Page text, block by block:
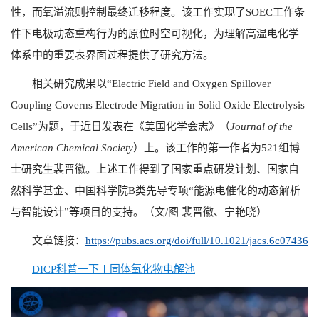
性，而氧溢流则控制最终迁移程度。该工作实现了SOEC工作条
件下电极动态重构行为的原位时空可视化，为理解高温电化学
体系中的重要表界面过程提供了研究方法。
相关研究成果以“Electric Field and Oxygen Spillover
Coupling Governs Electrode Migration in Solid Oxide Electrolysis
Cells”为题，于近日发表在《美国化学会志》（Journal of the
American Chemical Society）上。该工作的第一作者为521组博
士研究生裴晋徽。上述工作得到了国家重点研发计划、国家自
然科学基金、中国科学院B类先导专项“能源电催化的动态解析
与智能设计”等项目的支持。（文/图 裴晋徽、宁艳晓）
文章链接： https://pubs.acs.org/doi/full/10.1021/jacs.6c07436
DICP科普一下∣固体氧化物电解池